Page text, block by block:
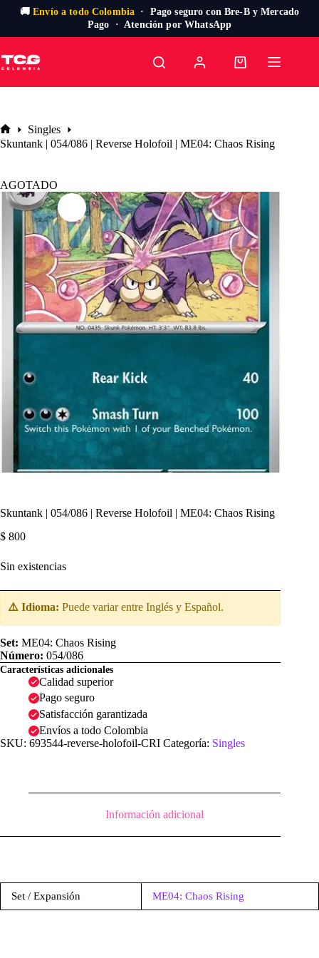
🚚Envío a todo Colombia · Pago seguro con Bre-B y Mercado
Pago · Atención por WhatsApp
al
contenido
Carro
Inicio
Singles
Skuntank | 054/086 | Reverse Holofoil | ME04: Chaos Rising
AGOTADO
Skuntank | 054/086 | Reverse Holofoil | ME04: Chaos Rising
$ 800
Sin existencias
⚠️ Idioma: Puede variar entre Inglés y Español.
Set: ME04: Chaos Rising
Número: 054/086
Características adicionales
Calidad superior
Pago seguro
Satisfacción garantizada
Envíos a todo Colombia
SKU: 693544-reverse-holofoil-CRI Categoría: Singles
Información adicional
Set / Expansión ME04: Chaos Rising